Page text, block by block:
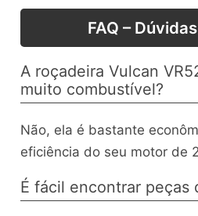
FAQ –
A roçadeira Vulcan
muito combustível?
Não, ela é bastante
eficiência do seu motor de
É fácil encontrar peças